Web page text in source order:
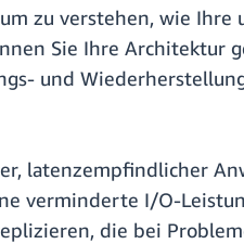
zu verstehen, wie Ihre
Sie Ihre Architektur
und
latenzempfindlicher
verminderte I/O-
die bei